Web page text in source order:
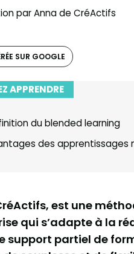
par Anna de CréActifs
SUR GOOGLE
APPRENDRE
du blended learning
des apprentissages
est une
qui s’adapte à la
support partiel de